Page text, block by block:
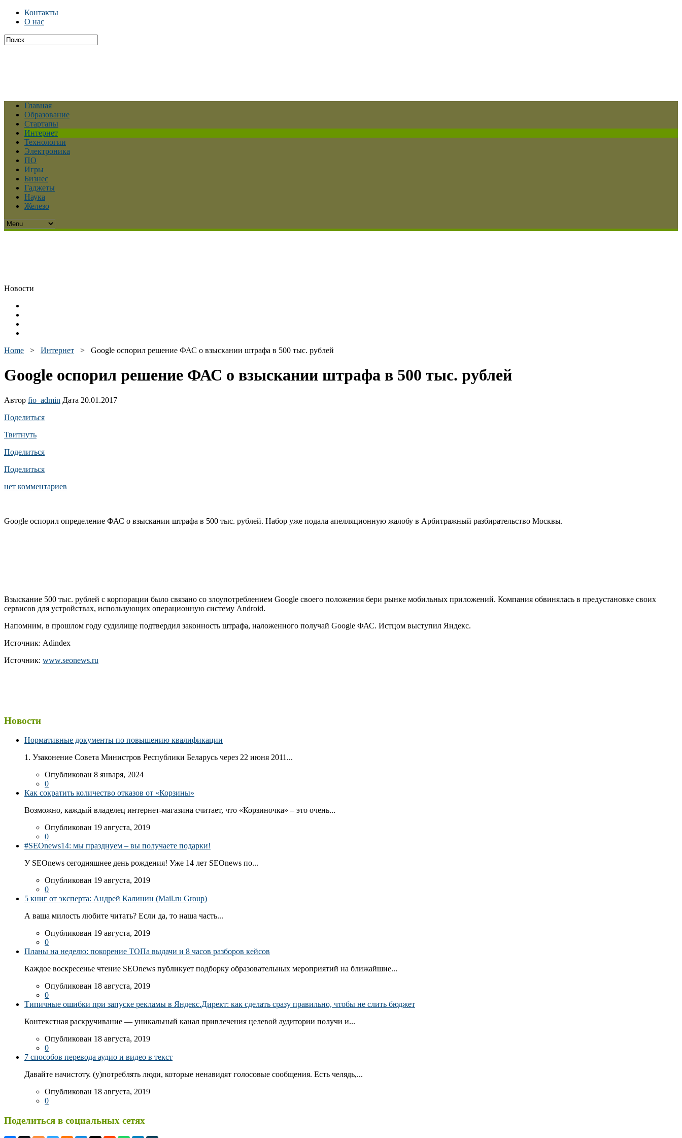
Контакты
О нас
Главная
Образование
Стартапы
Интернет
Технологии
Электроника
ПО
Игры
Бизнес
Гаджеты
Наука
Железо
Новости
Home > Интернет > Google оспорил решение ФАС о взыскании штрафа в 500 тыс. рублей
Google оспорил решение ФАС о взыскании штрафа в 500 тыс. рублей
Автор fio_admin Дата 20.01.2017
Поделиться
Твитнуть
Поделиться
Поделиться
нет комментариев
Google оспорил определение ФАС о взыскании штрафа в 500 тыс. рублей. Набор уже подала апелляционную жалобу в Арбитражный разбирательство Москвы.
Взыскание 500 тыс. рублей с корпорации было связано со злоупотреблением Google своего положения бери рынке мобильных приложений. Компания обвинялась в предустановке своих
сервисов для устройствах, использующих операционную систему Android.
Напомним, в прошлом году судилище подтвердил законность штрафа, наложенного получай Google ФАС. Истцом выступил Яндекс.
Источник: Adindex
Источник: www.seonews.ru
Новости
Нормативные документы по повышению квалификации
1. Узаконение Совета Министров Республики Беларусь через 22 июня 2011...
Опубликован 8 января, 2024
0
Как сократить количество отказов от «Корзины»
Возможно, каждый владелец интернет-магазина считает, что «Корзиночка» – это очень...
Опубликован 19 августа, 2019
0
#SEOnews14: мы празднуем – вы получаете подарки!
У SEOnews сегодняшнее день рождения! Уже 14 лет SEOnews по...
Опубликован 19 августа, 2019
0
5 книг от эксперта: Андрей Калинин (Mail.ru Group)
А ваша милость любите читать? Если да, то наша часть...
Опубликован 19 августа, 2019
0
Планы на неделю: покорение ТОПа выдачи и 8 часов разборов кейсов
Каждое воскресенье чтение SEOnews публикует подборку образовательных мероприятий на ближайшие...
Опубликован 18 августа, 2019
0
Типичные ошибки при запуске рекламы в Яндекс.Директ: как сделать сразу правильно, чтобы не слить бюджет
Контекстная раскручивание — уникальный канал привлечения целевой аудитории получи и...
Опубликован 18 августа, 2019
0
7 способов перевода аудио и видео в текст
Давайте начистоту. (у)потреблять люди, которые ненавидят голосовые сообщения. Есть челядь,...
Опубликован 18 августа, 2019
0
Поделиться в социальных сетях